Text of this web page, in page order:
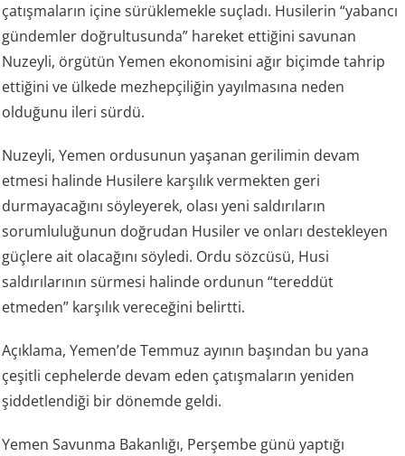
çatışmaların içine sürüklemekle suçladı. Husilerin “yabancı
gündemler doğrultusunda” hareket ettiğini savunan
Nuzeyli, örgütün Yemen ekonomisini ağır biçimde tahrip
ettiğini ve ülkede mezhepçiliğin yayılmasına neden
olduğunu ileri sürdü.
Nuzeyli, Yemen ordusunun yaşanan gerilimin devam
etmesi halinde Husilere karşılık vermekten geri
durmayacağını söyleyerek, olası yeni saldırıların
sorumluluğunun doğrudan Husiler ve onları destekleyen
güçlere ait olacağını söyledi. Ordu sözcüsü, Husi
saldırılarının sürmesi halinde ordunun “tereddüt
etmeden” karşılık vereceğini belirtti.
Açıklama, Yemen’de Temmuz ayının başından bu yana
çeşitli cephelerde devam eden çatışmaların yeniden
şiddetlendiği bir dönemde geldi.
Yemen Savunma Bakanlığı, Perşembe günü yaptığı